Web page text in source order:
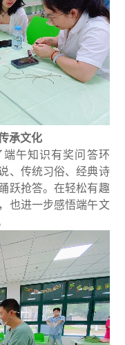
承文化
午知识有奖问答环
、传统习俗、经典诗
跃抢答。在轻松有趣
也进一步感悟端午文